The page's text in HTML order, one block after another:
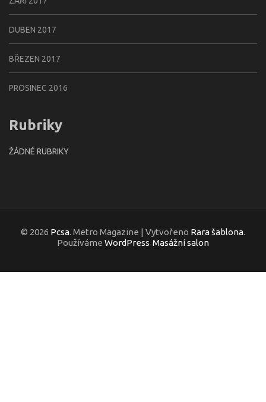
DUBEN 2017
BŘEZEN 2017
PROSINEC 2016
Rubriky
ŽÁDNÉ RUBRIKY
© 2026 Pcsa. Metro Magazine | Vytvořeno Rara šablona.
Používáme WordPress Masážní salon